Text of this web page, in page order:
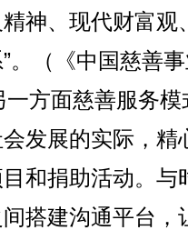
神、现代财富观
。（《中国慈善
方面慈善服务模
发展的实际，精
和捐助活动。与
搭建沟通平台，